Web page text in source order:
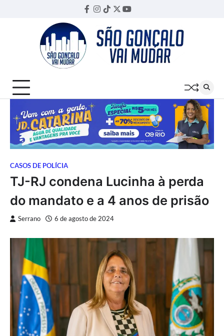
Facebook
Instagram
TikTok
TwitterYouTube
CASOS DE POLÍCIA
TJ-RJ condena Lucinha à perda
do mandato e a 4 anos de prisão
Serrano 6 de agosto de 2024